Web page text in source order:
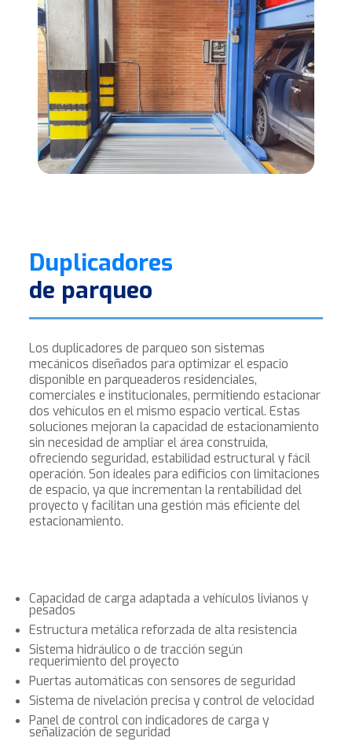
Duplicadores
de parqueo
Los duplicadores de parqueo son sistemas
mecánicos diseñados para optimizar el espacio
disponible en parqueaderos residenciales,
comerciales e institucionales, permitiendo estacionar
dos vehículos en el mismo espacio vertical. Estas
soluciones mejoran la capacidad de estacionamiento
sin necesidad de ampliar el área construida,
ofreciendo seguridad, estabilidad estructural y fácil
operación. Son ideales para edificios con limitaciones
de espacio, ya que incrementan la rentabilidad del
proyecto y facilitan una gestión más eficiente del
estacionamiento.
Capacidad de carga adaptada a vehículos livianos y
pesados
Estructura metálica reforzada de alta resistencia
Sistema hidráulico o de tracción según
requerimiento del proyecto
Puertas automáticas con sensores de seguridad
Sistema de nivelación precisa y control de velocidad
Panel de control con indicadores de carga y
señalización de seguridad